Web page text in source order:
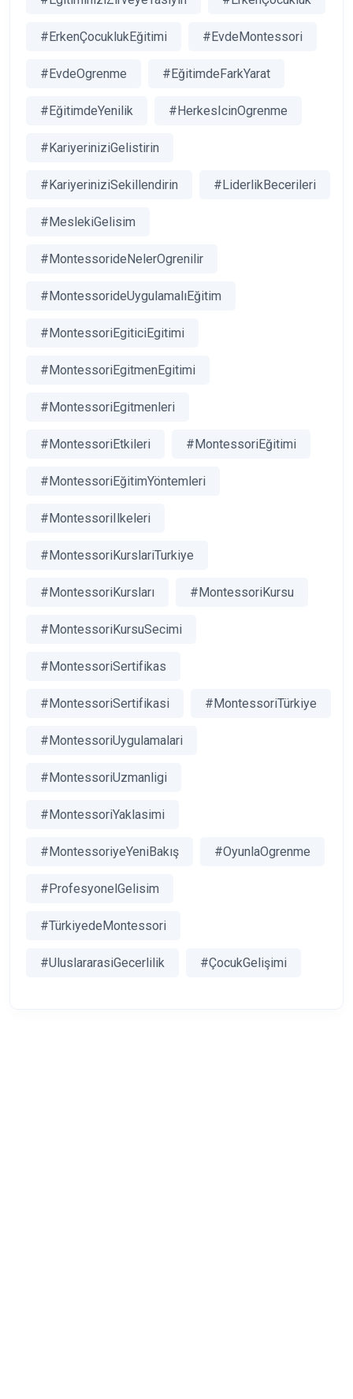
#ErkenÇocuklukEğitimi #EvdeMontessori
#EvdeOgrenme #EğitimdeFarkYarat
#EğitimdeYenilik #HerkesIcinOgrenme
#KariyeriniziGelistirin
#KariyeriniziSekillendirin #LiderlikBecerileri
#MeslekiGelisim
#MontessorideNelerOgrenilir
#MontessorideUygulamalıEğitim
#MontessoriEgiticiEgitimi
#MontessoriEgitmenEgitimi
#MontessoriEgitmenleri
#MontessoriEtkileri #MontessoriEğitimi
#MontessoriEğitimYöntemleri
#MontessoriIlkeleri
#MontessoriKurslariTurkiye
#MontessoriKursları #MontessoriKursu
#MontessoriKursuSecimi
#MontessoriSertifikas
#MontessoriSertifikasi #MontessoriTürkiye
#MontessoriUygulamalari
#MontessoriUzmanligi
#MontessoriYaklasimi
#MontessoriyeYeniBakış #OyunlaOgrenme
#ProfesyonelGelisim
#TürkiyedeMontessori
#UluslararasiGecerlilik #ÇocukGelişimi